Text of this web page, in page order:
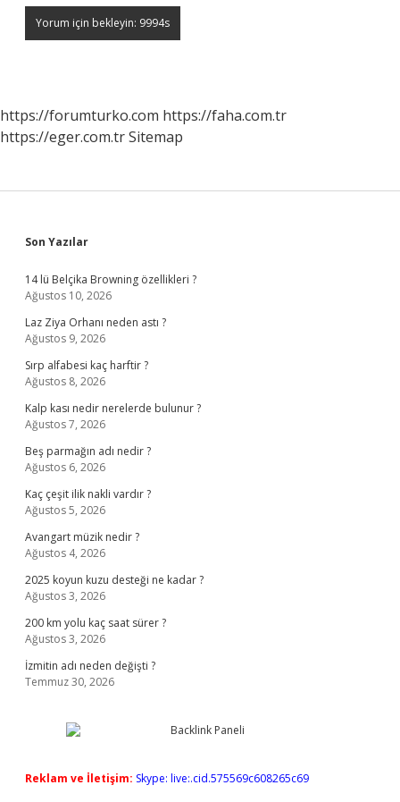
https://forumturko.com https://faha.com.tr
https://eger.com.trSitemap
Sidebar
Son Yazılar
14 lü Belçika Browning özellikleri ?
Ağustos 10, 2026
Laz Ziya Orhanı neden astı ?
Ağustos 9, 2026
Sırp alfabesi kaç harftir ?
Ağustos 8, 2026
Kalp kası nedir nerelerde bulunur ?
Ağustos 7, 2026
Beş parmağın adı nedir ?
Ağustos 6, 2026
Kaç çeşit ilik nakli vardır ?
Ağustos 5, 2026
Avangart müzik nedir ?
Ağustos 4, 2026
2025 koyun kuzu desteği ne kadar ?
Ağustos 3, 2026
200 km yolu kaç saat sürer ?
Ağustos 3, 2026
İzmitin adı neden değişti ?
Temmuz 30, 2026
Reklam ve İletişim: Skype: live:.cid.575569c608265c69